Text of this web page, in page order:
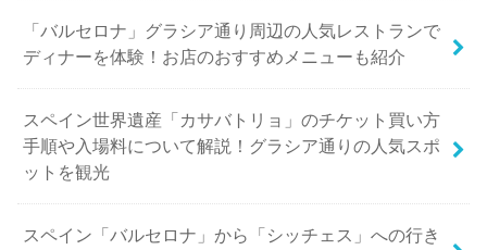
「バルセロナ」グラシア通り周辺の人気レストランで
ディナーを体験！お店のおすすめメニューも紹介
スペイン世界遺産「カサバトリョ」のチケット買い方
手順や入場料について解説！グラシア通りの人気スポ
ットを観光
スペイン「バルセロナ」から「シッチェス」への行き